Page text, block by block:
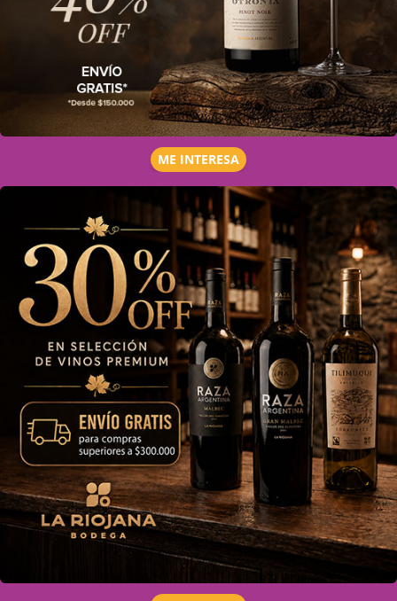
ME INTERESA